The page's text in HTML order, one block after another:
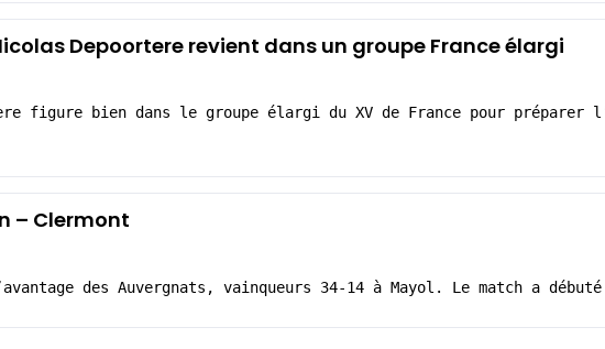
Depoortere revient dans un groupe France élargi
figure bien dans le groupe élargi du XV de France pour préparer
– Clermont
des Auvergnats, vainqueurs 34-14 à Mayol. Le match a débuté